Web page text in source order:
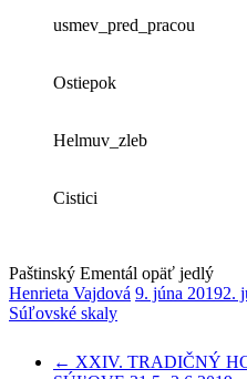
usmev_pred_pracou
Ostiepok
Helmuv_zleb
Cistici
Paštinský Ementál opäť jedlý
Henrieta Vajdová 9. júna 20192.
Súľovské skaly
← XXIV. TRADIČNÝ